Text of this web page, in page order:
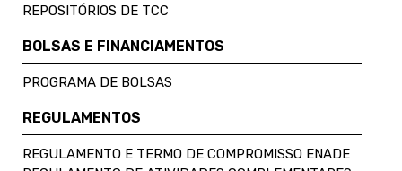
REPOSITÓRIOS DE TCC
BOLSAS E FINANCIAMENTOS
PROGRAMA DE BOLSAS
REGULAMENTOS
REGULAMENTO E TERMO DE COMPROMISSO ENADE